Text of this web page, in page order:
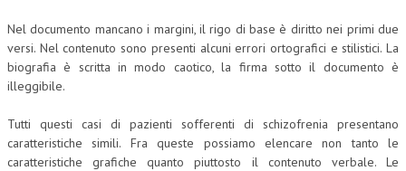
Nel documento mancano i margini, il rigo di base è diritto nei primi due
versi. Nel contenuto sono presenti alcuni errori ortografici e stilistici. La
biografia è scritta in modo caotico, la firma sotto il documento è
illeggibile.
Tutti questi casi di pazienti sofferenti di schizofrenia presentano
caratteristiche simili. Fra queste possiamo elencare non tanto le
caratteristiche grafiche quanto piuttosto il contenuto verbale. Le